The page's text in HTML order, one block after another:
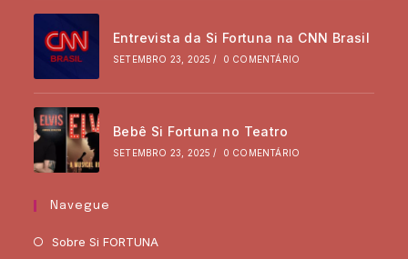
Entrevista da Si Fortuna na CNN Brasil
SETEMBRO 23, 2025 / 0 COMENTÁRIO
Bebê Si Fortuna no Teatro
SETEMBRO 23, 2025 / 0 COMENTÁRIO
Navegue
Sobre Si FORTUNA